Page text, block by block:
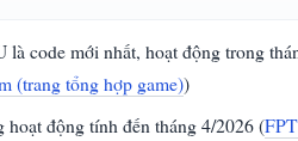
là code mới nhất, hoạt động trong
(trang tổng hợp game))
hoạt động tính đến tháng 4/2026 (FPT